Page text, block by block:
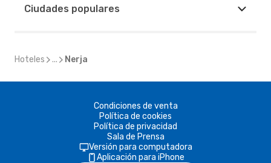
Ciudades populares
Hoteles ... Nerja
Condiciones de venta
Política de cookies
Política de privacidad
Sala de Prensa
Versión para computadora
Aplicación para iPhone